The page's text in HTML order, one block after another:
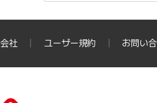
会社 ユーザー規約 お問い